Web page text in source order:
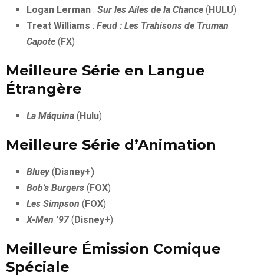
Logan Lerman : Sur les Ailes de la Chance (HULU)
Treat Williams : Feud : Les Trahisons de Truman
Capote (FX)
Meilleure Série en Langue
Étrangère
La Máquina (Hulu)
Meilleure Série d’Animation
Bluey(Disney+)
Bob’s Burgers (FOX)
Les Simpson (FOX)
X-Men ’97(Disney+)
Meilleure Émission Comique
Spéciale